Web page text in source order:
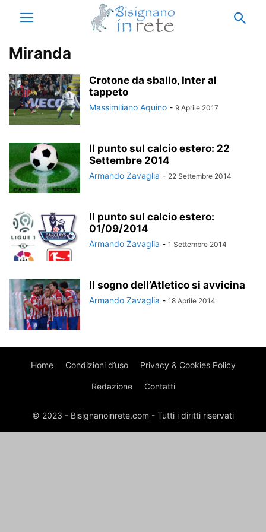
Miranda
Crotone da sballo, Inter al
tappeto
Massimiliano Aquino - 9 Aprile 2017
Il punto sul calcio estero: 22
Settembre 2014
Armando Zavaglia - 22 Settembre 2014
Il punto sul calcio estero:
01/09/2014
Armando Zavaglia - 1 Settembre 2014
Il sogno dell’Atletico si avvicina
Armando Zavaglia - 18 Aprile 2014
Home Condizioni d’uso Privacy & Cookies Policy
Redazione Contatti
© 2023 - Bisignanoinrete.com - Tutti i diritti riservati